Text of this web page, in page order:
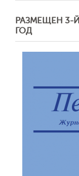
РАЗМЕЩЕН 3-
ГОД